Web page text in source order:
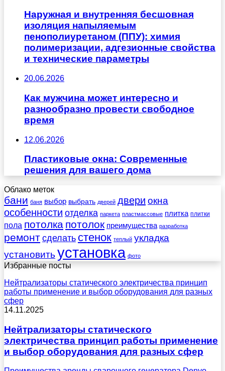
Наружная и внутренняя бесшовная
изоляция напыляемым
пенополиуретаном (ППУ): химия
полимеризации, адгезионные свойства
и технические параметры
20.06.2026
Как мужчина может интересно и
разнообразно провести свободное
время
12.06.2026
Пластиковые окна: Современные
решения для вашего дома
Облако меток
бани баня выбор выбрать дверей двери окна
особенности отделка паркета пластмассовые плитка плитки
пола потолка потолок преимущества разработка
ремонт сделать стенок теплый укладка
установить установка фото
Избранные посты
Нейтрализаторы статического электричества принцип
работы применение и выбор оборудования для разных
сфер
14.11.2025
Нейтрализаторы статического
электричества принцип работы применение
и выбор оборудования для разных сфер